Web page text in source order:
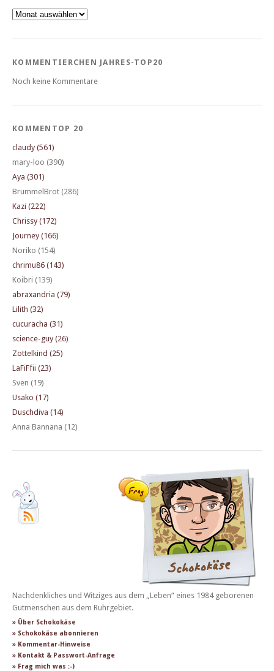
Archiv
KOMMENTIERCHEN JAHRES-TOP20
Noch keine Kommentare
KOMMENTOP 20
claudy (561)
mary-loo (390)
Aya (301)
BrummelBrot (286)
Kazi (222)
Chrissy (172)
Journey (166)
Noriko (154)
chrimu86 (143)
Koibri (139)
abraxandria (79)
Lilith (32)
cucuracha (31)
science-guy (26)
Zottelkind (25)
LaFiFfii (23)
Sven (19)
Usako (17)
Duschdiva (14)
Anna Bannana (12)
Nachdenkliches und Witziges aus dem „Leben“ eines 1984 geborenen
Gutmenschen aus dem Ruhrgebiet.
» Über Schokokäse
» Schokokäse abonnieren
» Kommentar-Hinweise
» Kontakt & Passwort-Anfrage
» Frag mich was :-)